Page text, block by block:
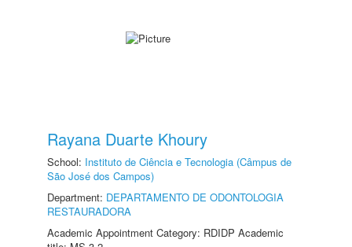
Rayana Duarte Khoury
School: Instituto de Ciência e Tecnologia (Câmpus de
São José dos Campos)
Department: DEPARTAMENTO DE ODONTOLOGIA
RESTAURADORA
Academic Appointment Category: RDIDP Academic